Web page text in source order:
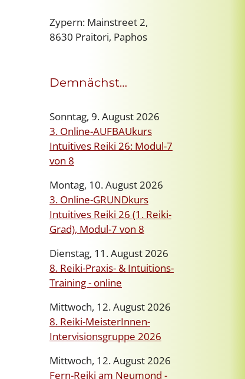
Zypern: Mainstreet 2,
8630 Praitori, Paphos
Demnächst…
Sonntag, 9. August 2026
3. Online-AUFBAUkurs
Intuitives Reiki 26: Modul-7
von 8
Montag, 10. August 2026
3. Online-GRUNDkurs
Intuitives Reiki 26 (1. Reiki-
Grad), Modul-7 von 8
Dienstag, 11. August 2026
8. Reiki-Praxis- & Intuitions-
Training - online
Mittwoch, 12. August 2026
8. Reiki-MeisterInnen-
Intervisionsgruppe 2026
Mittwoch, 12. August 2026
Fern-Reiki am Neumond -